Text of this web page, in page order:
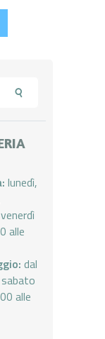
lunedì,
alle
dal
alle